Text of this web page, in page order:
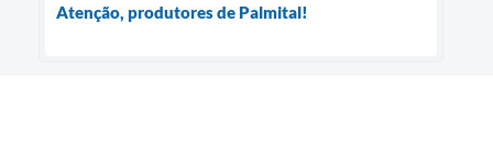
Atenção, produtores de Palmital!